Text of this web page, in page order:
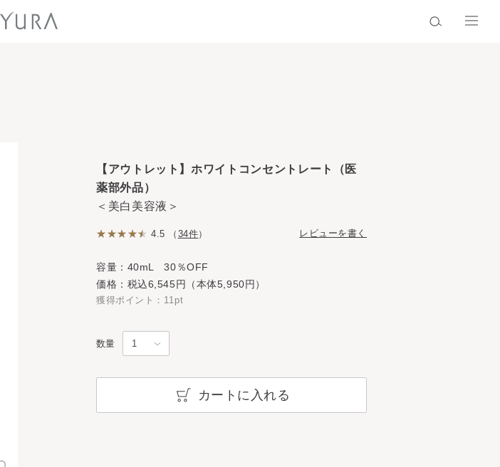
【アウトレット】ホワイトコンセントレート（医
薬部外品）
＜美白美容液＞
4.5 （ 34件） レビューを書く
容量：40mL 30％OFF
価格：税込6,545円（本体5,950円）
獲得ポイント：11pt
数量
カートに入れる